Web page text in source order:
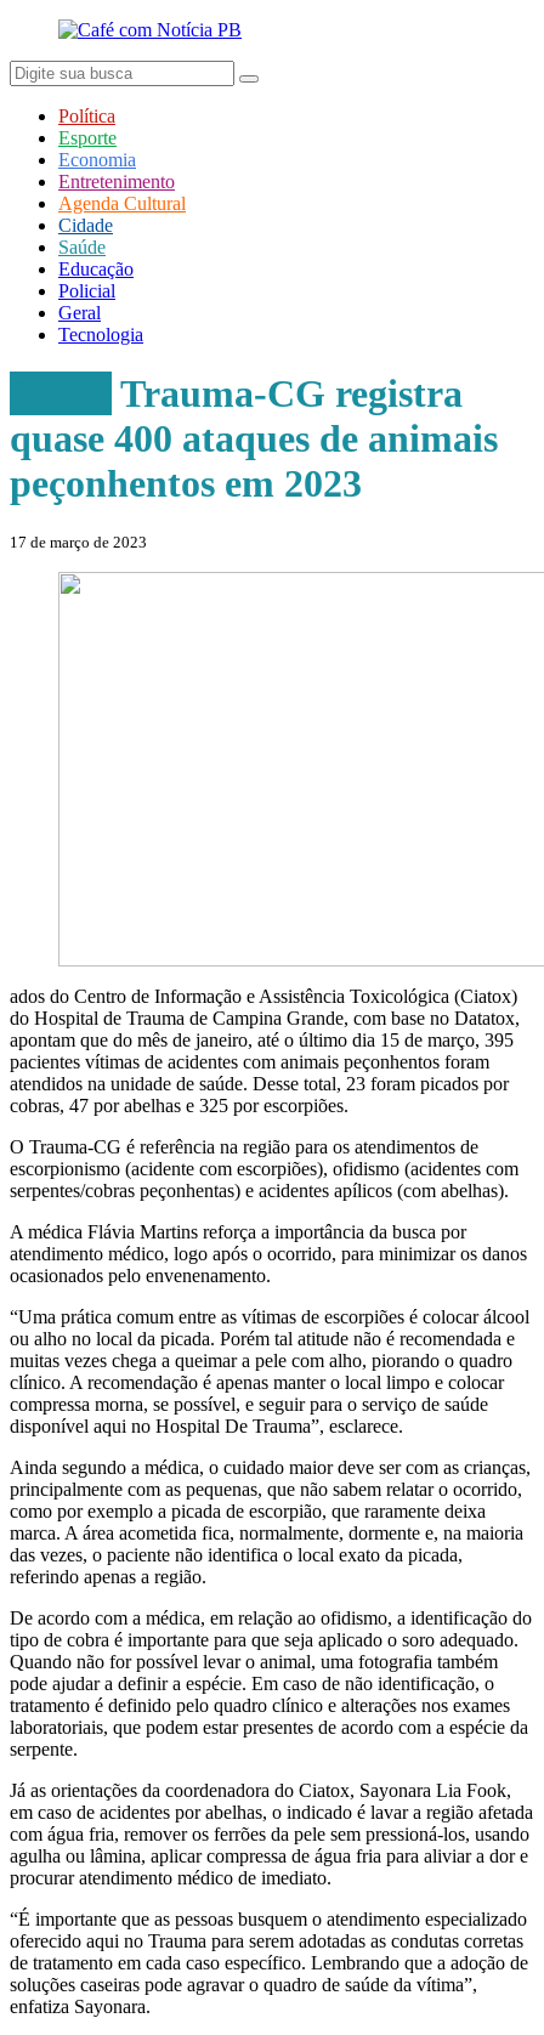
Política
Esporte
Economia
Entretenimento
Agenda Cultural
Cidade
Saúde
Educação
Policial
Geral
Tecnologia
Trauma-CG registra
quase 400 ataques de animais
peçonhentos em 2023
17 de março de 2023
ados do Centro de Informação e Assistência Toxicológica (Ciatox)
do Hospital de Trauma de Campina Grande, com base no Datatox,
apontam que do mês de janeiro, até o último dia 15 de março, 395
pacientes vítimas de acidentes com animais peçonhentos foram
atendidos na unidade de saúde. Desse total, 23 foram picados por
cobras, 47 por abelhas e 325 por escorpiões.
O Trauma-CG é referência na região para os atendimentos de
escorpionismo (acidente com escorpiões), ofidismo (acidentes com
serpentes/cobras peçonhentas) e acidentes apílicos (com abelhas).
A médica Flávia Martins reforça a importância da busca por
atendimento médico, logo após o ocorrido, para minimizar os danos
ocasionados pelo envenenamento.
“Uma prática comum entre as vítimas de escorpiões é colocar álcool
ou alho no local da picada. Porém tal atitude não é recomendada e
muitas vezes chega a queimar a pele com alho, piorando o quadro
clínico. A recomendação é apenas manter o local limpo e colocar
compressa morna, se possível, e seguir para o serviço de saúde
disponível aqui no Hospital De Trauma”, esclarece.
Ainda segundo a médica, o cuidado maior deve ser com as crianças,
principalmente com as pequenas, que não sabem relatar o ocorrido,
como por exemplo a picada de escorpião, que raramente deixa
marca. A área acometida fica, normalmente, dormente e, na maioria
das vezes, o paciente não identifica o local exato da picada,
referindo apenas a região.
De acordo com a médica, em relação ao ofidismo, a identificação do
tipo de cobra é importante para que seja aplicado o soro adequado.
Quando não for possível levar o animal, uma fotografia também
pode ajudar a definir a espécie. Em caso de não identificação, o
tratamento é definido pelo quadro clínico e alterações nos exames
laboratoriais, que podem estar presentes de acordo com a espécie da
serpente.
Já as orientações da coordenadora do Ciatox, Sayonara Lia Fook,
em caso de acidentes por abelhas, o indicado é lavar a região afetada
com água fria, remover os ferrões da pele sem pressioná-los, usando
agulha ou lâmina, aplicar compressa de água fria para aliviar a dor e
procurar atendimento médico de imediato.
“É importante que as pessoas busquem o atendimento especializado
oferecido aqui no Trauma para serem adotadas as condutas corretas
de tratamento em cada caso específico. Lembrando que a adoção de
soluções caseiras pode agravar o quadro de saúde da vítima”,
enfatiza Sayonara.